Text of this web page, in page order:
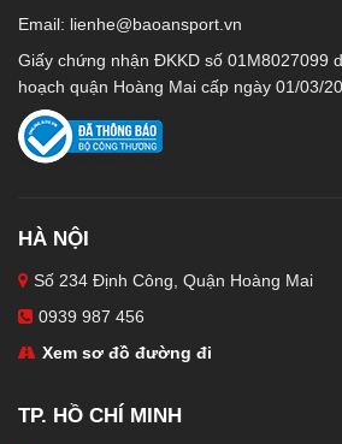
Email: lienhe@baoansport.vn
Giấy chứng nhận ĐKKD số 01M8027099
hoạch quận Hoàng Mai cấp ngày 01/03/
HÀ NỘI
Số 234 Định Công, Quận Hoàng Mai
0939 987 456
Xem sơ đồ đường đi
TP. HỒ CHÍ MINH